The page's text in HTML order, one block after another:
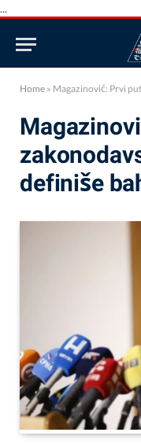
...
Home » Magazinović: Prvi put u
definiše